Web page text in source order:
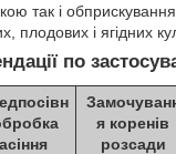
так і
плодових і ягідних
по
я коренів
розсади